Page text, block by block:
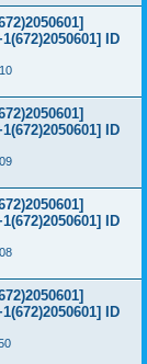
ID
ID
ID
ID